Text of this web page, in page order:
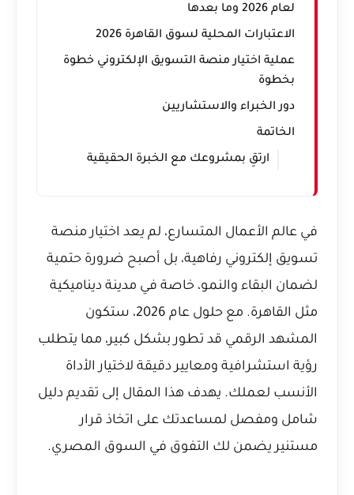
لعام 2026 وما بعدها
الاعتبارات المحلية لسوق القاهرة 2026
عملية اختيار منصة التسويق الإلكتروني خطوة
بخطوة
دور الخبراء والاستشاريين
الخاتمة
ارتقِ بمشروعك مع الخبرة الحقيقية
في عالم الأعمال المتسارع، لم يعد اختيار منصة
تسويق إلكتروني رفاهية، بل أصبح ضرورة حتمية
لضمان البقاء والنمو، خاصة في مدينة ديناميكية
مثل القاهرة. مع حلول عام 2026، ستكون
المشهد الرقمي قد تطور بشكل كبير، مما يتطلب
رؤية استشرافية ومعايير دقيقة لاختيار الأداة
الأنسب لعملك. يهدف هذا المقال إلى تقديم دليل
شامل ومفصل لمساعدتك على اتخاذ قرار
مستنير يضمن لك التفوق في السوق المصري.